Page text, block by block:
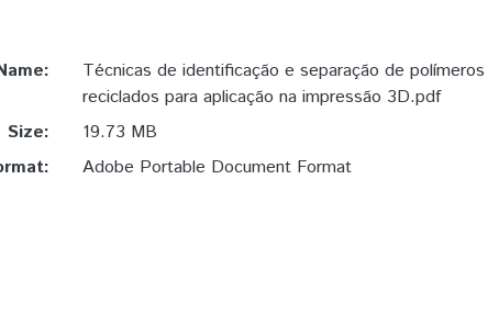
Técnicas de identificação e separação de polímeros
reciclados para aplicação na impressão 3D.pdf
Size:
19.73 MB
Adobe Portable Document Format